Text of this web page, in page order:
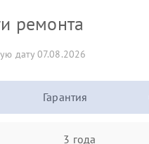
ремонта
дату 07.08.2026
Гарантия
3 года